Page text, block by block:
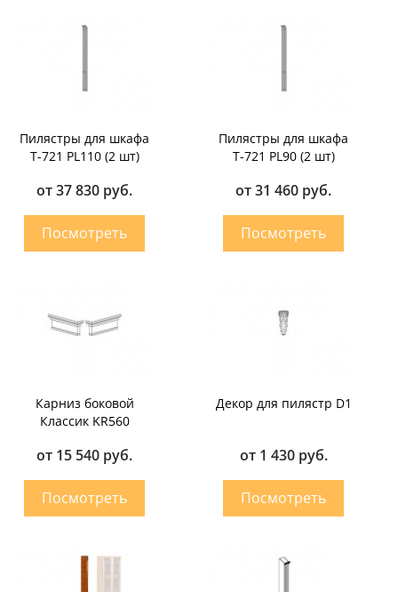
Пилястры для шкафа
T-721 PL110 (2 шт)
от 37 830 руб.
Пилястры для шкафа
T-721 PL90 (2 шт)
от 31 460 руб.
Карниз боковой
Классик KR560
от 15 540 руб.
Декор для пилястр D1
от 1 430 руб.